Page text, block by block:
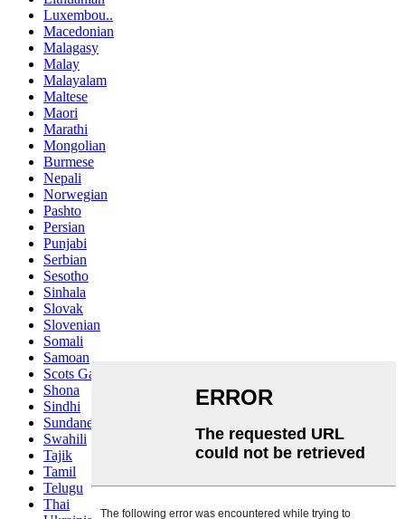
Luxembou..
Macedonian
Malagasy
Malay
Malayalam
Maltese
Maori
Marathi
Mongolian
Burmese
Nepali
Norwegian
Pashto
Persian
Punjabi
Serbian
Sesotho
Sinhala
Slovak
Slovenian
Somali
Samoan
Scots Gaelic
Shona
Sindhi
Sundanese
Swahili
Tajik
Tamil
Telugu
Thai